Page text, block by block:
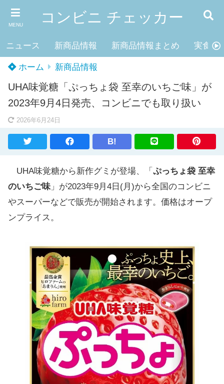
MENU コンビニ チェッカー
ニュース 新商品情報 新商品情報まとめ 実食レ
ホーム 新商品情報
UHA味覚糖「ぷっちょ袋 至幸のいちご味」が
2023年9月4日発売、コンビニでも取り扱い
2026年6月24日
B!
UHA味覚糖から新作グミが登場、「 ぷっちょ袋 至幸
のいちご味」が2023年9月4日(月)から全国のコンビニ
やスーパーなどで販売が開始されます。価格はオープ
ンプライス。